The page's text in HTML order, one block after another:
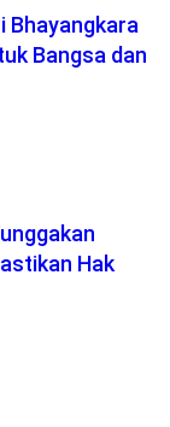
Bhayangkara
Bangsa dan
Hak